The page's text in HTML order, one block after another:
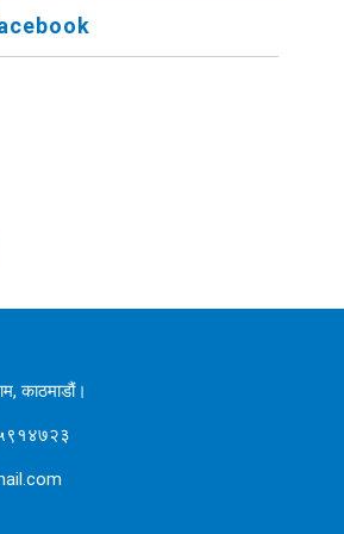
Presented At Nagarkot
काठमाडौं।